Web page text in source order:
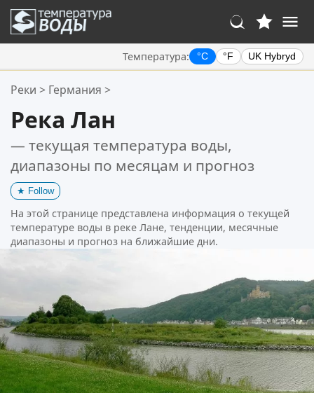
Температура: °C °F UK Hybryd
Ваше избранное:
Реки > Германия >
Река Лан
— текущая температура воды,
диапазоны по месяцам и прогноз
★ Follow
На этой странице представлена информация о текущей
температуре воды в реке Лане, тенденции, месячные
диапазоны и прогноз на ближайшие дни.